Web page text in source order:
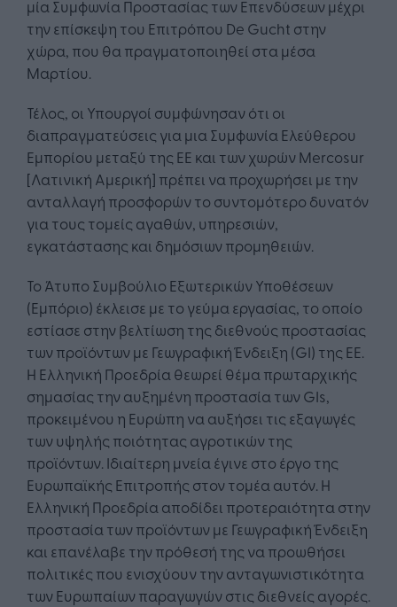
μία Συμφωνία Προστασίας των Επενδύσεων μέχρι
την επίσκεψη του Επιτρόπου De Gucht στην
χώρα, που θα πραγματοποιηθεί στα μέσα
Μαρτίου.
Τέλος, οι Υπουργοί συμφώνησαν ότι οι
διαπραγματεύσεις για μια Συμφωνία Ελεύθερου
Εμπορίου μεταξύ της ΕΕ και των χωρών Mercosur
[Λατινική Αμερική] πρέπει να προχωρήσει με την
ανταλλαγή προσφορών το συντομότερο δυνατόν
για τους τομείς αγαθών, υπηρεσιών,
εγκατάστασης και δημόσιων προμηθειών.
Το Άτυπο Συμβούλιο Εξωτερικών Υποθέσεων
(Εμπόριο) έκλεισε με το γεύμα εργασίας, το οποίο
εστίασε στην βελτίωση της διεθνούς προστασίας
των προϊόντων με Γεωγραφική Ένδειξη (GI) της ΕΕ.
Η Ελληνική Προεδρία θεωρεί θέμα πρωταρχικής
σημασίας την αυξημένη προστασία των GIs,
προκειμένου η Ευρώπη να αυξήσει τις εξαγωγές
των υψηλής ποιότητας αγροτικών της
προϊόντων. Ιδιαίτερη μνεία έγινε στο έργο της
Ευρωπαϊκής Επιτροπής στον τομέα αυτόν. Η
Ελληνική Προεδρία αποδίδει προτεραιότητα στην
προστασία των προϊόντων με Γεωγραφική Ένδειξη
και επανέλαβε την πρόθεσή της να προωθήσει
πολιτικές που ενισχύουν την ανταγωνιστικότητα
των Ευρωπαίων παραγωγών στις διεθνείς αγορές.